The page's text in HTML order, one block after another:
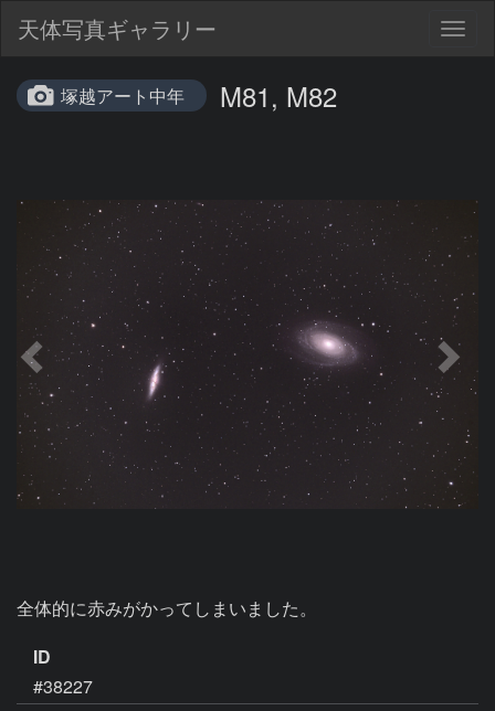
天体写真ギャラリー
塚越アート中年 M81, M82
全体的に赤みがかってしまいました。
ID
#38227